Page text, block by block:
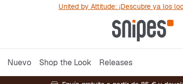
United by Attitude: ¡Descubre ya los
Nuevo Shop the Look Releases